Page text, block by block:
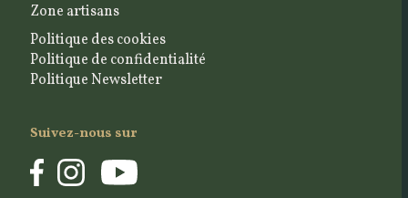
Zone artisans
Politique des cookies
Politique de confidentialité
Politique Newsletter
Suivez-nous sur